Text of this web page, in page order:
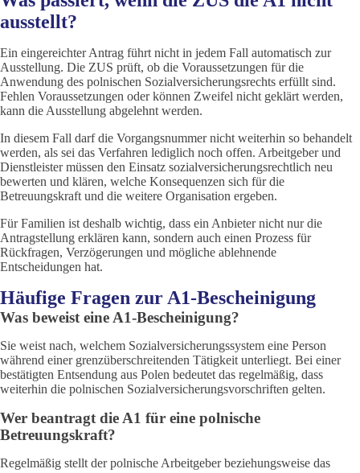
ausstellt?
Ein eingereichter Antrag führt nicht in jedem Fall automatisch zur
Ausstellung. Die ZUS prüft, ob die Voraussetzungen für die
Anwendung des polnischen Sozialversicherungsrechts erfüllt sind.
Fehlen Voraussetzungen oder können Zweifel nicht geklärt werden,
kann die Ausstellung abgelehnt werden.
In diesem Fall darf die Vorgangsnummer nicht weiterhin so behandelt
werden, als sei das Verfahren lediglich noch offen. Arbeitgeber und
Dienstleister müssen den Einsatz sozialversicherungsrechtlich neu
bewerten und klären, welche Konsequenzen sich für die
Betreuungskraft und die weitere Organisation ergeben.
Für Familien ist deshalb wichtig, dass ein Anbieter nicht nur die
Antragstellung erklären kann, sondern auch einen Prozess für
Rückfragen, Verzögerungen und mögliche ablehnende
Entscheidungen hat.
Häufige Fragen zur A1-Bescheinigung
Was beweist eine A1-Bescheinigung?
Sie weist nach, welchem Sozialversicherungssystem eine Person
während einer grenzüberschreitenden Tätigkeit unterliegt. Bei einer
bestätigten Entsendung aus Polen bedeutet das regelmäßig, dass
weiterhin die polnischen Sozialversicherungsvorschriften gelten.
Wer beantragt die A1 für eine polnische
Betreuungskraft?
Regelmäßig stellt der polnische Arbeitgeber beziehungsweise das